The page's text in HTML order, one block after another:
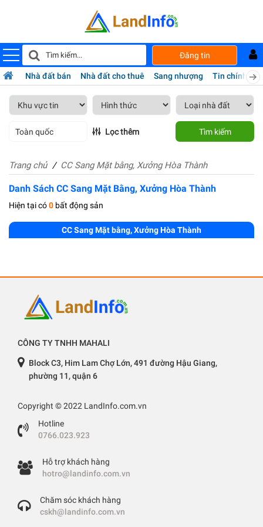
Đăng tin
Nhà đất bán Nhà đất cho thuê Sang nhượng Tin chính chủ
Toàn quốc Lọc thêm Tìm kiếm
Trang chủ CC Sang Mặt bằng, Xưởng Hòa Thành
Danh Sách CC Sang Mặt Bằng, Xưởng Hòa Thành
Hiện tại có0 bất động sản
CC Sang Mặt bằng, Xưởng Hòa Thành
CÔNG TY TNHH MAHALI
Block C3, Him Lam Chợ Lớn, 491 đường Hậu Giang,
phường 11, quận 6
Copyright © 2022 LandInfo.com.vn
Hotline
0766.023.923
Hỗ trợ khách hàng
hotro@landinfo.com.vn
Chăm sóc khách hàng
cskh@landinfo.com.vn